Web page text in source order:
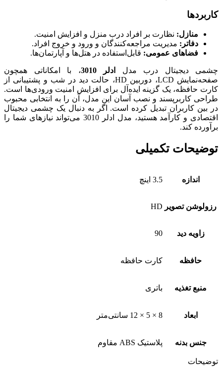
کاربردها
منازل: نظارت بر افراد درب منزل و افزایش امنیت.
دفاتر: مدیریت مراجعه‌کنندگان و ورود و خروج افراد.
فضاهای عمومی: قابل‌استفاده در هتل‌ها و آپارتمان‌ها.
چشمی دیجیتال درب مدل ادلر 3010
، با امکاناتی همچون
صفحه‌نمایش LCD، دوربین HD، حالت دید در شب و پشتیبانی از
کارت حافظه، یک گزینه ایده‌آل برای افزایش امنیت ورودی‌ها است.
طراحی کاربرپسند و نصب آسان این مدل، آن را به انتخابی محبوب
در بین کاربران تبدیل کرده است. اگر به دنبال یک چشمی دیجیتال
اقتصادی و کارآمد هستید، مدل ادلر 3010 می‌تواند نیازهای شما را
برآورده کند.
توضیحات تکمیلی
اندازه 3.5 اینچ
رزولوشن تصویر HD
زاویه دید 90
حافظه کارت حافظه
منبع تغذیه باتری
ابعاد 8 × 5 × 12 سانتی‌متر
جنس بدنه پلاستیک ABS مقاوم
توضیحات